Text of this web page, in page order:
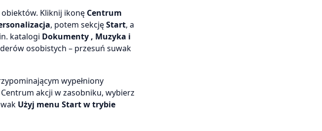
Kliknij ikonę Centrum
, potem sekcjęStart, a
katalogi Dokumenty , Muzyka i
osobistych – przesuń suwak
wypełniony
akcji w zasobniku, wybierz
Użyj menu Start w trybie